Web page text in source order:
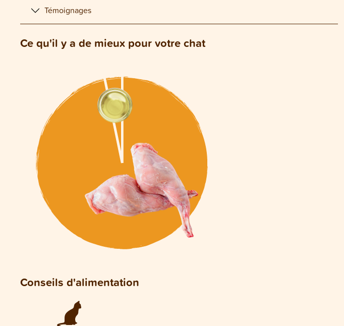
Témoignages
Ce qu'il y a de mieux pour votre chat
Conseils d'alimentation